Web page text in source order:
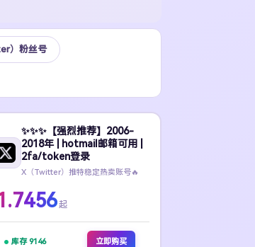
）粉丝号
✨️✨️✨️【强烈推荐】2006-
2018年 | hotmail邮箱可用 |
2fa/token登录
X（Twitter）推特稳定热卖账号🔥
起
库存 9146 立即购买